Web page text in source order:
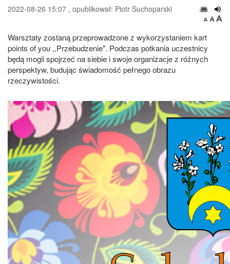
2022-08-26 15:07 , opublikował: Piotr Suchoparski
Warsztaty zostaną przeprowadzone z wykorzystaniem kart
points of you ,,Przebudzenie". Podczas potkania uczestnicy
będą mogli spojrzeć na siebie i swoje organizacje z różnych
perspektyw, budując świadomość pełnego obrazu
rzeczywistości.